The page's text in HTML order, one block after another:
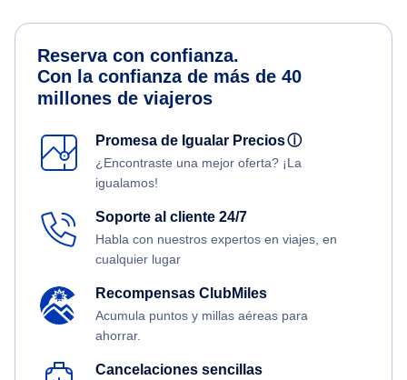
Reserva con confianza.
Con la confianza de más de 40
millones de viajeros
Promesa de Igualar Preciosⓘ
¿Encontraste una mejor oferta? ¡La
igualamos!
Soporte al cliente 24/7
Habla con nuestros expertos en viajes, en
cualquier lugar
Recompensas ClubMiles
Acumula puntos y millas aéreas para
ahorrar.
Cancelaciones sencillas